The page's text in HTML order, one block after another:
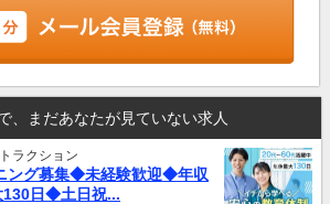
、まだあなたが見ていない求人
ラクション
ング募集◆未経験歓迎◆年収
日◆土日祝...